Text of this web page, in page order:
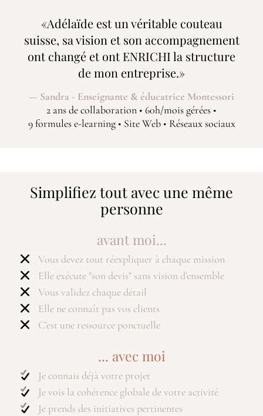
«Adélaïde est un véritable couteau
suisse, sa vision et son accompagnement
ont changé et ont ENRICHI la structure
de mon entreprise.»
— Sandra - Enseignante & éducatrice Montessori
2 ans de collaboration • 60h/mois gérées •
9 formules e-learning • Site Web • Réseaux sociaux
Simplifiez tout avec une même
personne
avant moi...
Vous devez tout réexpliquer à chaque mission
Elle exécute "son devis" sans vision d'ensemble
Vous validez chaque détail
Elle ne connaît pas vos clients
C'est une ressource ponctuelle
... avec moi
Je connais déjà votre projet
Je vois la cohérence globale de votre activité
Je prends des initiatives pertinentes